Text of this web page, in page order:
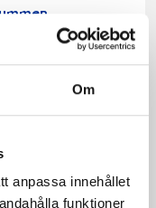
Om
anpassa innehållet
funktioner